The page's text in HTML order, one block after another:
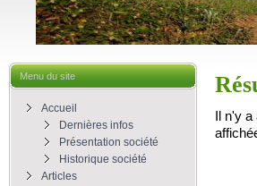
Menu du site
Accueil
Dernières infos
Présentation société
Historique société
Articles
Il n'y a